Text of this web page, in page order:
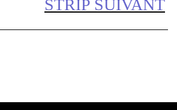
STRIP SUIVANT